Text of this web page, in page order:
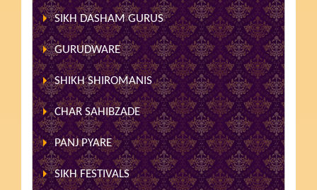
SIKH DASHAM GURUS
GURUDWARE
SHIKH SHIROMANIS
CHAR SAHIBZADE
PANJ PYARE
SIKH FESTIVALS